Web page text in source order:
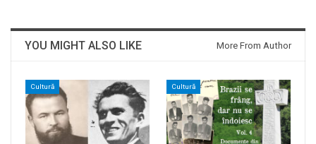
YOU MIGHT ALSO LIKE More From Author
Cultură Cultură